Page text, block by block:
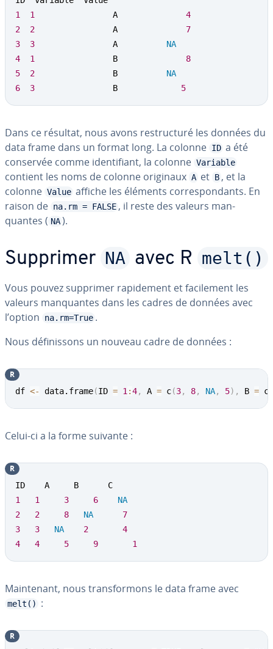
1
1
                A
4
2
2
                A
7
3
3
                A
NA
4
1
                B
8
5
2
                B
NA
6
3
                B
5
Dans ce résultat, nous avons res­truc­turé les données du
data frame dans un format long. La colonne ID a été
conservée comme iden­ti­fiant, la colonne Variable
contient les noms de colonne originaux A et B , et la
colonne Value affiche les éléments cor­res­pon­dants. En
raison de na.rm = FALSE , il reste des valeurs man­
quantes ( NA ).
Supprimer NA avec R melt()
Vous pouvez supprimer ra­pi­de­ment et fa­ci­le­ment les
valeurs man­quantes dans les cadres de données avec
l’option
na.rm=True .
Nous dé­fi­nis­sons un nouveau cadre de données :
df <- data.frame(ID = 1 :4, A = c(3, 8, NA, 5) , B = c
R
Celui-ci a la forme suivante :
1
1 3 6
NA
2
2 8 NA
7
3
3 NA 2
4
4
4 5 9 1
R
Main­te­nant, nous trans­for­mons le data frame avec
melt() :
R